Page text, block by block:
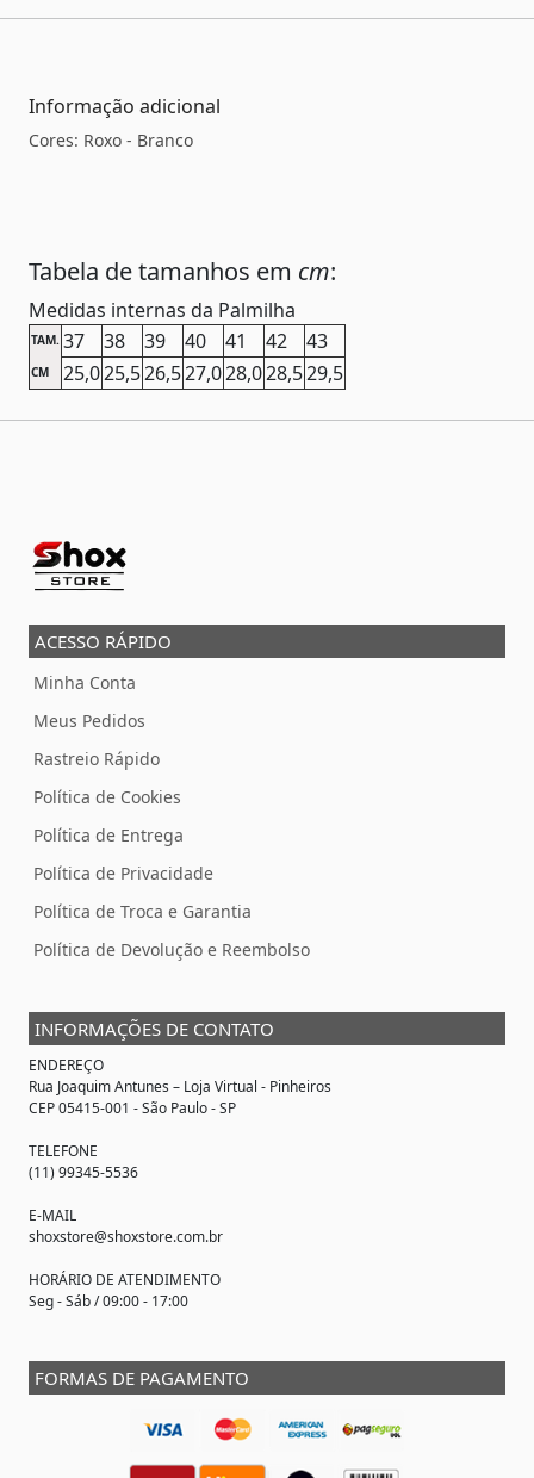
Informação adicional
Cores: Roxo - Branco
Tabela de tamanhos em cm:
Medidas internas da Palmilha
TAM. 37 38 39 40 41 42 43
CM 25,025,526,527,028,028,529,5
ACESSO RÁPIDO
Minha Conta
Meus Pedidos
Rastreio Rápido
Política de Cookies
Política de Entrega
Política de Privacidade
Política de Troca e Garantia
Política de Devolução e Reembolso
INFORMAÇÕES DE CONTATO
ENDEREÇO
Rua Joaquim Antunes – Loja Virtual - Pinheiros
CEP 05415-001 - São Paulo - SP
TELEFONE
(11) 99345-5536
E-MAIL
shoxstore@shoxstore.com.br
HORÁRIO DE ATENDIMENTO
Seg - Sáb / 09:00 - 17:00
FORMAS DE PAGAMENTO